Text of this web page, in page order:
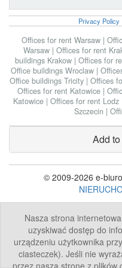
Nasza strona
uzyskiwać dostęp do
urządzeniu użytkownika
ciasteczek). Jeśli nie
przez naszą stronę z plików
Privacy Policy
Offices for rent Warsaw |
Warsaw | Offices for rent
buildings Krakow | Offices for
Office buildings Wroclaw |
Office buildings Tricity | Offices
Offices for rent Katowice |
Katowice | Offices for rent Lodz
Szczecin |
Add
© 2009-2026 e-